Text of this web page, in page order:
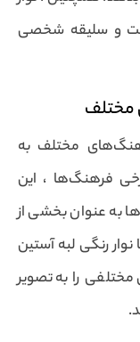
و سلیقه شخصی
مختلف
مختلف به
فرهنگ‌ها ، این
به عنوان بخشی از
رنگی لبه آستین
را به تصویر